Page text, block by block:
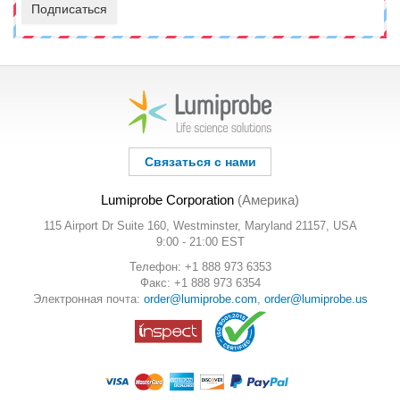
Подписаться
Связаться с нами
Lumiprobe Corporation (Америка)
115 Airport Dr Suite 160, Westminster, Maryland 21157, USA
9:00 - 21:00 EST
Телефон: +1 888 973 6353
Факс: +1 888 973 6354
Электронная почта: order@lumiprobe.com order@lumiprobe.us